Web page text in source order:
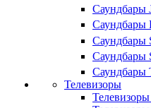
Саундбары
Саундбары
Саундбары
Саундбары
Саундбары
Телевизоры